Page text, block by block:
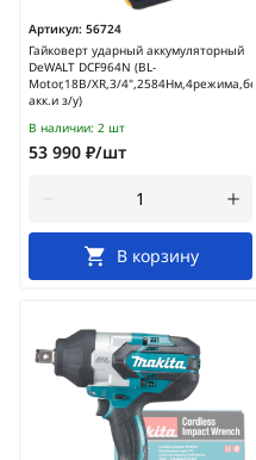
Артикул: 56724
Гайковерт ударный аккумуляторный
DeWALT DCF964N (BL-
Motor,18В/XR,3/4",2584Нм,4режима,без
акк.и з/у)
В наличии: 2 шт
53 990 ₽/шт
В корзину